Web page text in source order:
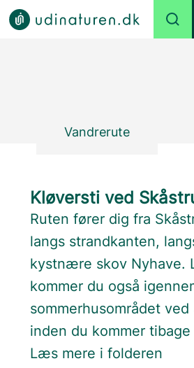
Vandrerute
Kløversti ved
Ruten fører dig fra
langs strandkanten,
kystnære skov Nyhave.
kommer du også
sommerhusområdet ved
inden du kommer
Læs mere i folderen